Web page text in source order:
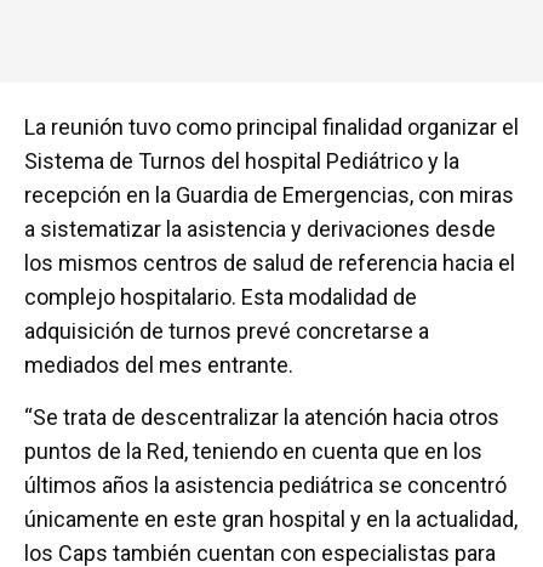
La reunión tuvo como principal finalidad organizar el
Sistema de Turnos del hospital Pediátrico y la
recepción en la Guardia de Emergencias, con miras
a sistematizar la asistencia y derivaciones desde
los mismos centros de salud de referencia hacia el
complejo hospitalario. Esta modalidad de
adquisición de turnos prevé concretarse a
mediados del mes entrante.
“Se trata de descentralizar la atención hacia otros
puntos de la Red, teniendo en cuenta que en los
últimos años la asistencia pediátrica se concentró
únicamente en este gran hospital y en la actualidad,
los Caps también cuentan con especialistas para